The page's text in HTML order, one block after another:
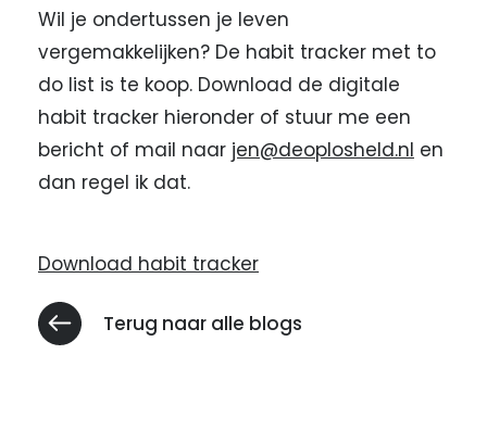
Wil je ondertussen je leven
vergemakkelijken? De habit tracker met to
do list is te koop. Download de digitale
habit tracker hieronder of stuur me een
bericht of mail naar jen@deoplosheld.nl en
dan regel ik dat.
Download habit tracker
Terug naar alle blogs